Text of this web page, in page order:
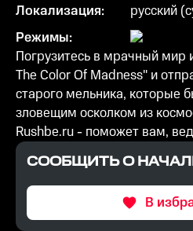
Локализация:
русский
Режимы:
Погрузитесь в мрачный мир
The Color Of Madness" и
старого мельника, которые
зловещим осколком из
Rushbe.ru - поможет вам,
СООБЩИТЬ О
В